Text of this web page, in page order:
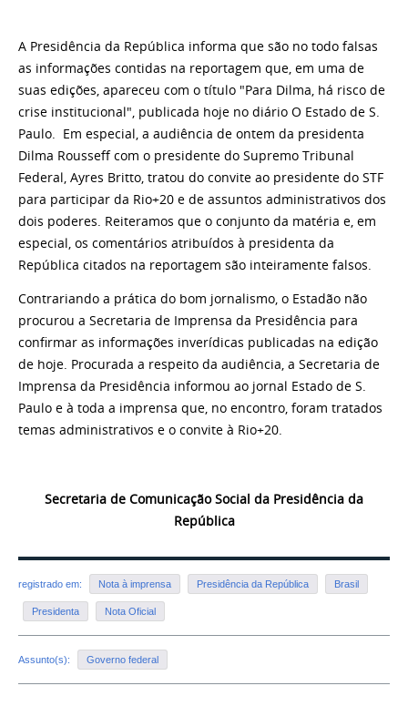
A Presidência da República informa que são no todo falsas
as informações contidas na reportagem que, em uma de
suas edições, apareceu com o título "Para Dilma, há risco de
crise institucional", publicada hoje no diário O Estado de S.
Paulo. Em especial, a audiência de ontem da presidenta
Dilma Rousseff com o presidente do Supremo Tribunal
Federal, Ayres Britto, tratou do convite ao presidente do STF
para participar da Rio+20 e de assuntos administrativos dos
dois poderes. Reiteramos que o conjunto da matéria e, em
especial, os comentários atribuídos à presidenta da
República citados na reportagem são inteiramente falsos.
Contrariando a prática do bom jornalismo, o Estadão não
procurou a Secretaria de Imprensa da Presidência para
confirmar as informações inverídicas publicadas na edição
de hoje. Procurada a respeito da audiência, a Secretaria de
Imprensa da Presidência informou ao jornal Estado de S.
Paulo e à toda a imprensa que, no encontro, foram tratados
temas administrativos e o convite à Rio+20.
Secretaria de Comunicação Social da Presidência da
República
registrado em: Nota à imprensa Presidência da República Brasil
Presidenta Nota Oficial
Assunto(s): Governo federal